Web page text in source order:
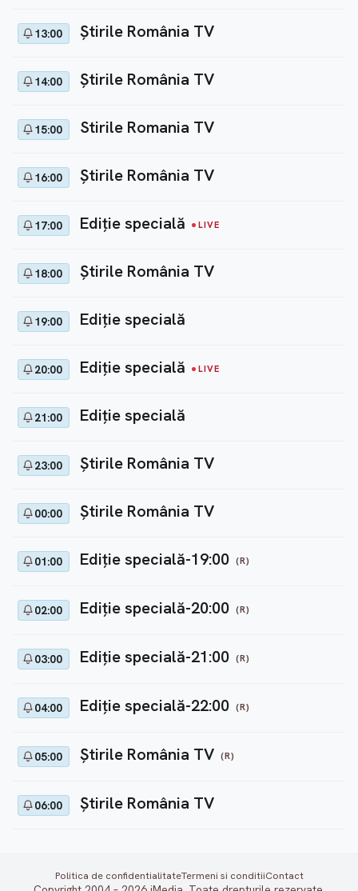
13:00 Ştirile România TV
14:00 Ştirile România TV
15:00 Stirile Romania TV
16:00 Ştirile România TV
17:00 Ediție specială LIVE
18:00 Ştirile România TV
19:00 Ediție specială
20:00 Ediție specială LIVE
21:00 Ediție specială
23:00 Ştirile România TV
00:00 Ştirile România TV
01:00 Ediție specială-19:00 (R)
02:00 Ediție specială-20:00 (R)
03:00 Ediţie specială-21:00 (R)
04:00 Ediţie specială-22:00 (R)
05:00 Ştirile România TV (R)
06:00 Ştirile România TV
Politica de confidentialitateTermeni si conditiiContact